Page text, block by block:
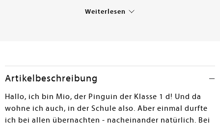
von Kindern im Vorschulalter nicht oder zumindest
gesellschaftskritische Gesprächsgrundlage zu nutzen;
denkbar ist auch ein therapeutischer Einsatz. - Ein sehr
gelungenes Buch, das aber eher für eine sehr
ausgesuchte Zielgruppe geeignet ist.
Weiterlesen
Artikelbeschreibung
Hallo, ich bin Mio, der Pinguin der Klasse 1 d! Und da
wohne ich auch, in der Schule also. Aber einmal durfte
ich bei allen übernachten - nacheinander natürlich. Bei